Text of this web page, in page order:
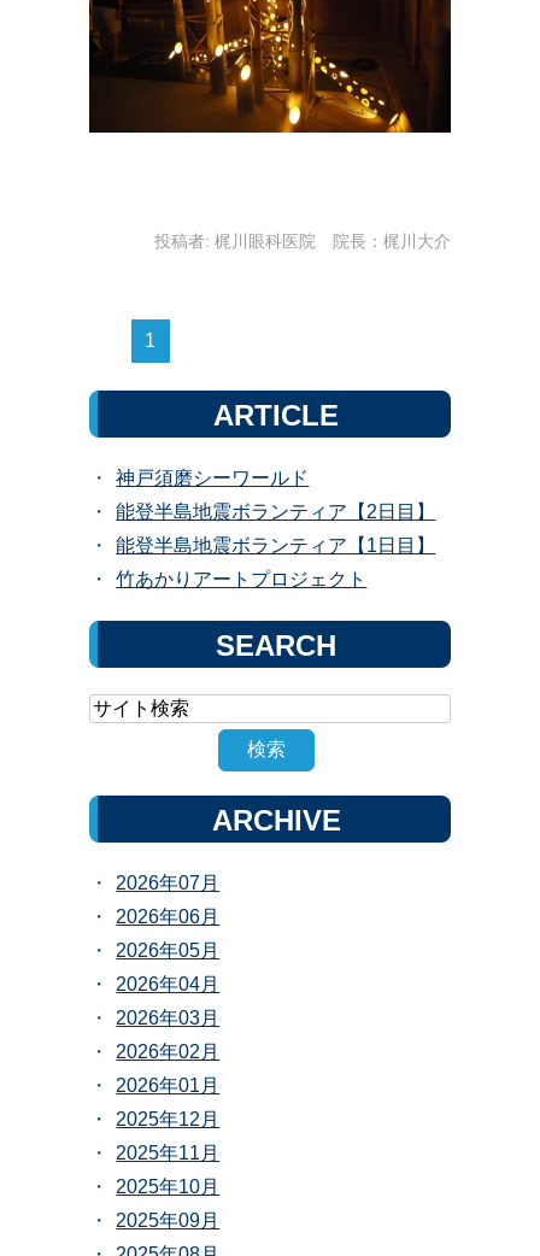
投稿者: 梶川眼科医院 院長：梶川大介
1
ARTICLE
神戸須磨シーワールド
能登半島地震ボランティア【2日目】
能登半島地震ボランティア【1日目】
竹あかりアートプロジェクト
SEARCH
ARCHIVE
2026年07月
2026年06月
2026年05月
2026年04月
2026年03月
2026年02月
2026年01月
2025年12月
2025年11月
2025年10月
2025年09月